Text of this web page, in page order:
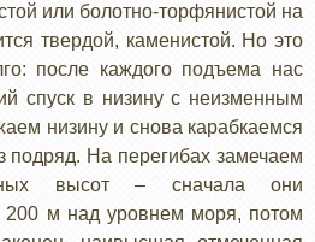
или болотно-торфянистой на
твердой, каменистой. Но это
после каждого подъема нас
спуск в низину с неизменным
низину и снова карабкаемся
подряд. На перегибах замечаем
высот – сначала они
200 м над уровнем моря, потом